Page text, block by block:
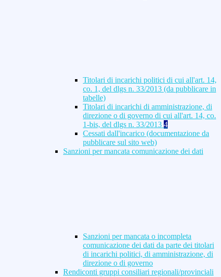
Titolari di incarichi politici di cui all'art. 14,
co. 1, del dlgs n. 33/2013 (da pubblicare in
tabelle)
Titolari di incarichi di amministrazione, di
direzione o di governo di cui all'art. 14, co.
1-bis, del dlgs n. 33/2013 4
Cessati dall'incarico (documentazione da
pubblicare sul sito web)
Sanzioni per mancata comunicazione dei dati
Sanzioni per mancata o incompleta
comunicazione dei dati da parte dei titolari
di incarichi politici, di amministrazione, di
direzione o di governo
Rendiconti gruppi consiliari regionali/provinciali